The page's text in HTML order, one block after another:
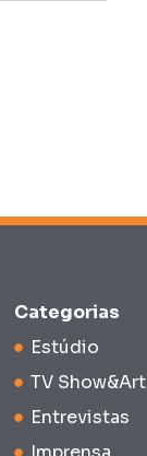
Categorias
Estúdio
TV Show&Art
Entrevistas